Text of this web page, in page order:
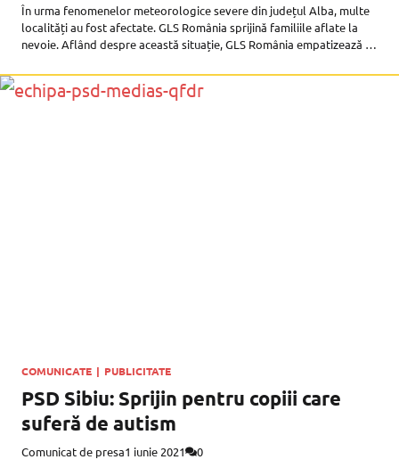
În urma fenomenelor meteorologice severe din județul Alba, multe
localități au fost afectate. GLS România sprijină familiile aflate la
nevoie. Aflând despre această situație, GLS România empatizează cu
fără
COMUNICATE | PUBLICITATE
PSD Sibiu: Sprijin pentru copiii care
suferă de autism
Comunicat de presa1 iunie 2021 0